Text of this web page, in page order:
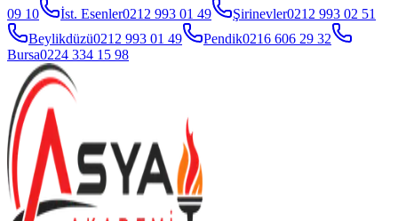
09 10
İst. Esenler0212 993 01 49 Şirinevler0212 993 02 51
Beylikdüzü0212 993 01 49 Pendik0216 606 29 32
Bursa0224 334 15 98